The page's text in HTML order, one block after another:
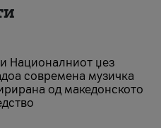
Националниот џез
современа музичка
од македонското